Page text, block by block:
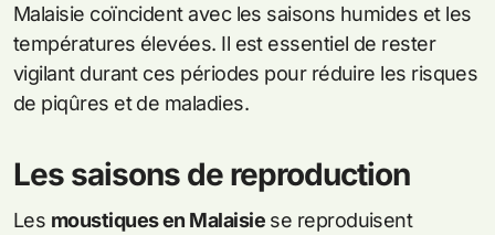
Malaisie coïncident avec les saisons humides et les
températures élevées. Il est essentiel de rester
vigilant durant ces périodes pour réduire les risques
de piqûres et de maladies.
Les saisons de reproduction
Les moustiques en Malaisiese reproduisent